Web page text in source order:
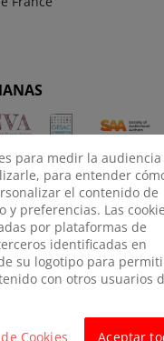
DE
COOKIES
para medir la audiencia
para entender
el contenido de
y preferencias. Las
por plataformas de
identificadas en
su logotipo para
con otros usuarios
Cookies Aceptar